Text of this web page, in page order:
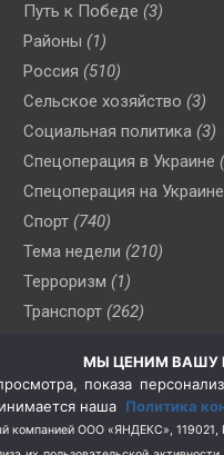
Путь к Победе (3)
Районы (1)
Россия (510)
Сельское хозяйство (3)
Социальная политика (3)
Спецоперация в Украине
Спецоперация на Украине
Спорт (740)
Тема недели (210)
Терроризм (1)
Транспорт (262)
(76)
Цены (2)
Школа и спорт (2)
МЫ ЦЕНИМ ВАШУ
показа
наша Политика
компанией ООО «ЯНДЕКС»,